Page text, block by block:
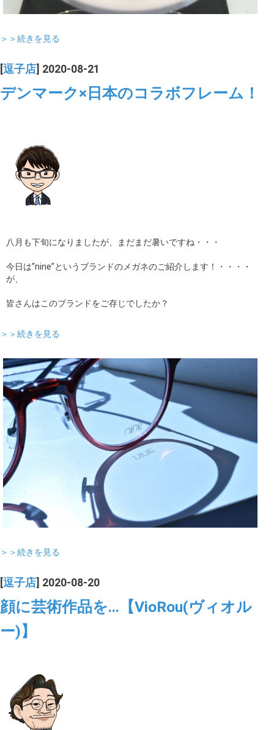
＞＞続きを見る
[逗子店] 2020-08-21
デンマーク×日本のコラボフレーム！
八月も下旬になりましたが、まだまだ暑いですね・・・
今日は“nine”というブランドのメガネのご紹介します！・・・・
が、
皆さんはこのブランドをご存じでしたか？
＞＞続きを見る
＞＞続きを見る
逗子店 ] 2020-08-20
顔に芸術作品を...【VioRou(ヴィオル
ー)】